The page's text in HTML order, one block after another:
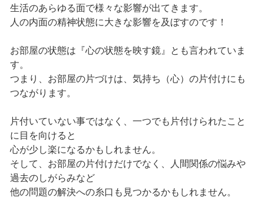
生活のあらゆる面で様々な影響が出てきます。
人の内面の精神状態に大きな影響を及ぼすのです！
お部屋の状態は『心の状態を映す鏡』とも言われていま
す。
つまり、お部屋の片づけは、気持ち（心）の片付けにも
つながります。
片付いていない事ではなく、一つでも片付けられたこと
に目を向けると
心が少し楽になるかもしれません。
そして、お部屋の片付けだけでなく、人間関係の悩みや
過去のしがらみなど
他の問題の解決への糸口も見つかるかもしれません。